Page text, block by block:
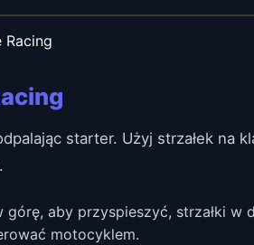
Racing
starter. Użyj strzałek na
górę, aby przyspieszyć, strzałki w
motocyklem.